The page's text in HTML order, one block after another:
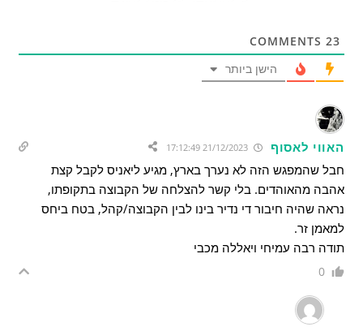
23
הישן ביותר
האווי לאסוף 21/12/2023 17:12:49
חבל שהמפגש הזה לא נערך בארץ, מגיע ליאניס לקבל קצת
אהבה מהאוהדים. בלי קשר להצלחה של הקבוצה בתקופתו,
נראה שהיה חיבור די נדיר בינו לבין הקבוצה/קהל, בטח ביחס
למאמן זר.
תודה רבה עמיחי ויאללה מכבי
0